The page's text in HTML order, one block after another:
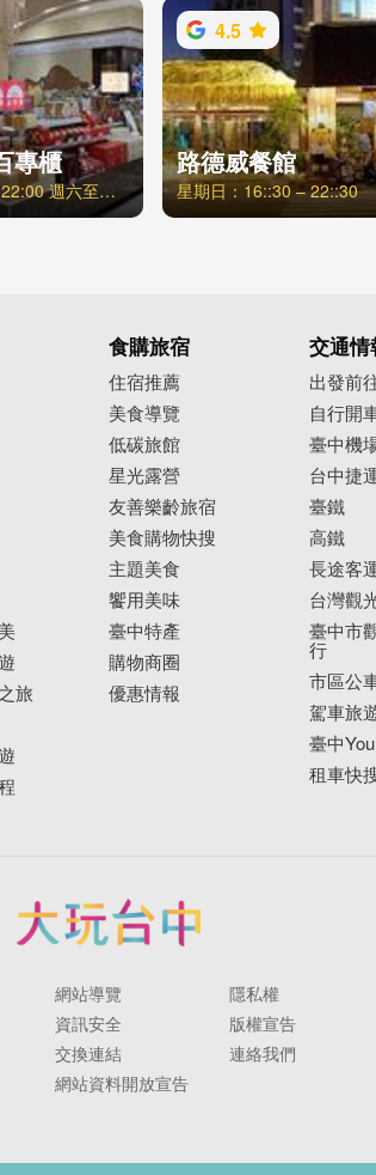
專櫃
週一至週五 11:00-22:00 週六至週日 10:30-22:00
4.5
路德威餐館
星期日：16::30 – 22::30
旅
食購旅宿
住宿推薦
美食導覽
低碳旅館
星光露營
友善樂齡旅宿
美食購物快搜
主題美食
饗用美味
臺中特產
購物商圈
優惠情報
交通情
出發前
自行開
臺中機
台中捷
臺鐵
高鐵
長途客
台灣觀
臺中市
行
市區公
駕車旅
臺中
租車快
網站導覽
隱私權
資訊安全
版權宣告
交換連結
連絡我們
網站資料開放宣告